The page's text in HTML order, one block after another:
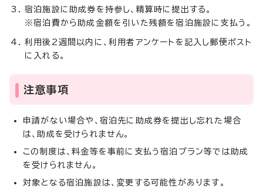
宿泊施設に助成券を持参し、精算時に提出する。
※宿泊費から助成金額を引いた残額を宿泊施設に支払う。
利用後2週間以内に、利用者アンケートを記入し郵便ポスト
に入れる。
注意事項
申請がない場合や、宿泊先に助成券を提出し忘れた場合
は、助成を受けられません。
この制度は、料金等を事前に支払う宿泊プラン等では助成
を受けられません。
対象となる宿泊施設は、変更する可能性があります。